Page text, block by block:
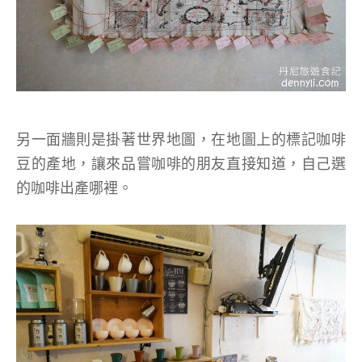
另一面牆則是掛著世界地圖，在地圖上的標記咖啡
豆的產地，讓來品嘗咖啡的朋友直接知道，自己選
的咖啡出產哪裡。